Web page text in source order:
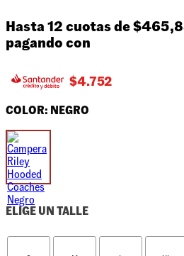
Hasta 12 cuotas de
pagando con
$4.752
COLOR: NEGRO
ELIGE UN TALLE